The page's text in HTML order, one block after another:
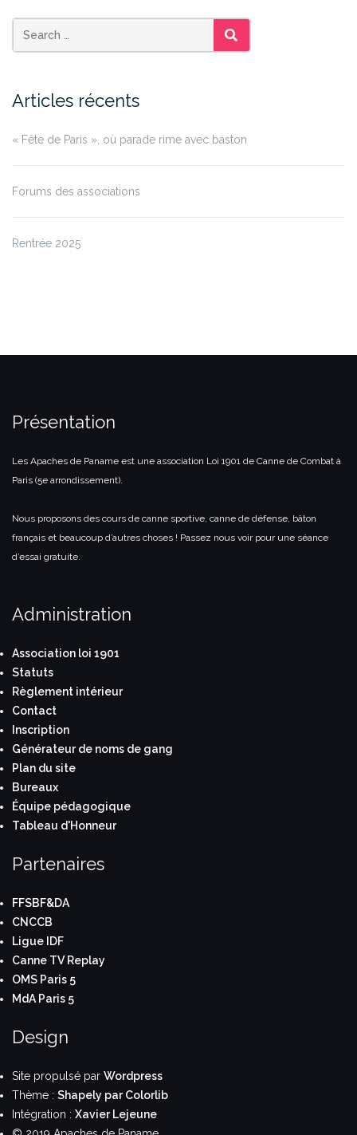
SEARCH
Articles récents
« Fête de Paris », où parade rime avec baston
Forums des associations
Rentrée 2025
Présentation
Les Apaches de Paname est une association Loi 1901 de Canne de Combat à
Paris (5e arrondissement).
Nous proposons des cours de canne sportive, canne de défense, bâton
français et beaucoup d’autres choses ! Passez nous voir pour une séance
d’essai gratuite.
Administration
Association loi 1901
Statuts
Règlement intérieur
Contact
Inscription
Générateur de noms de gang
Plan du site
Bureaux
Équipe pédagogique
Tableau d'Honneur
Partenaires
FFSBF&DA
CNCCB
Ligue IDF
Canne TV Replay
OMS Paris 5
MdA Paris 5
Design
Site propulsé par Wordpress
Thème : Shapely par Colorlib
Intégration : Xavier Lejeune